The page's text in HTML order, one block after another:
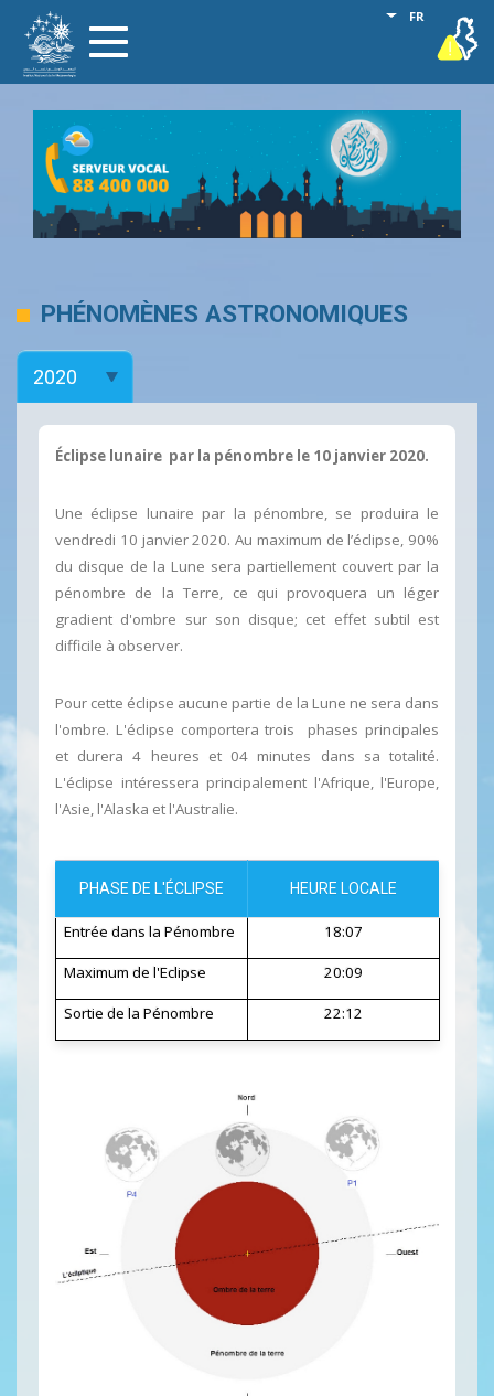
contenu
Toggle
navigation
FR
Lister les
vigilance
PHÉNOMÈNES ASTRONOMIQUES
Éclipse lunaire par la pénombre le 10 janvier 2020.
Une éclipse lunaire par la pénombre, se produira le
vendredi 10 janvier 2020. Au maximum de l’éclipse, 90%
du disque de la Lune sera partiellement couvert par la
pénombre de la Terre, ce qui provoquera un léger
gradient d'ombre sur son disque; cet effet subtil est
difficile à observer.
Pour cette éclipse aucune partie de la Lune ne sera dans
l'ombre. L'éclipse comportera trois phases principales
et durera 4 heures et 04 minutes dans sa totalité.
L'éclipse intéressera principalement l'Afrique, l'Europe,
l'Asie, l'Alaska et l'Australie.
PHASE DE L'ÉCLIPSE HEURE LOCALE
Entrée dans la Pénombre 18:07
Maximum de l'Eclipse 20:09
Sortie de la Pénombre 22:12